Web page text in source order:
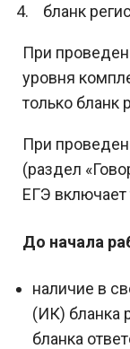
бланк
При
уровня
только бланк
При
(раздел
ЕГЭ включает
До начала
наличие в
(ИК) бланка
бланка